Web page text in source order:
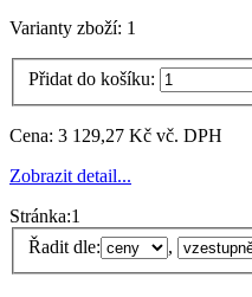
Varianty zboží: 1
Přidat do košíku:
Cena: 3 129,27 Kč vč. DPH
Zobrazit detail...
Stránka:1
Řadit dle:
,